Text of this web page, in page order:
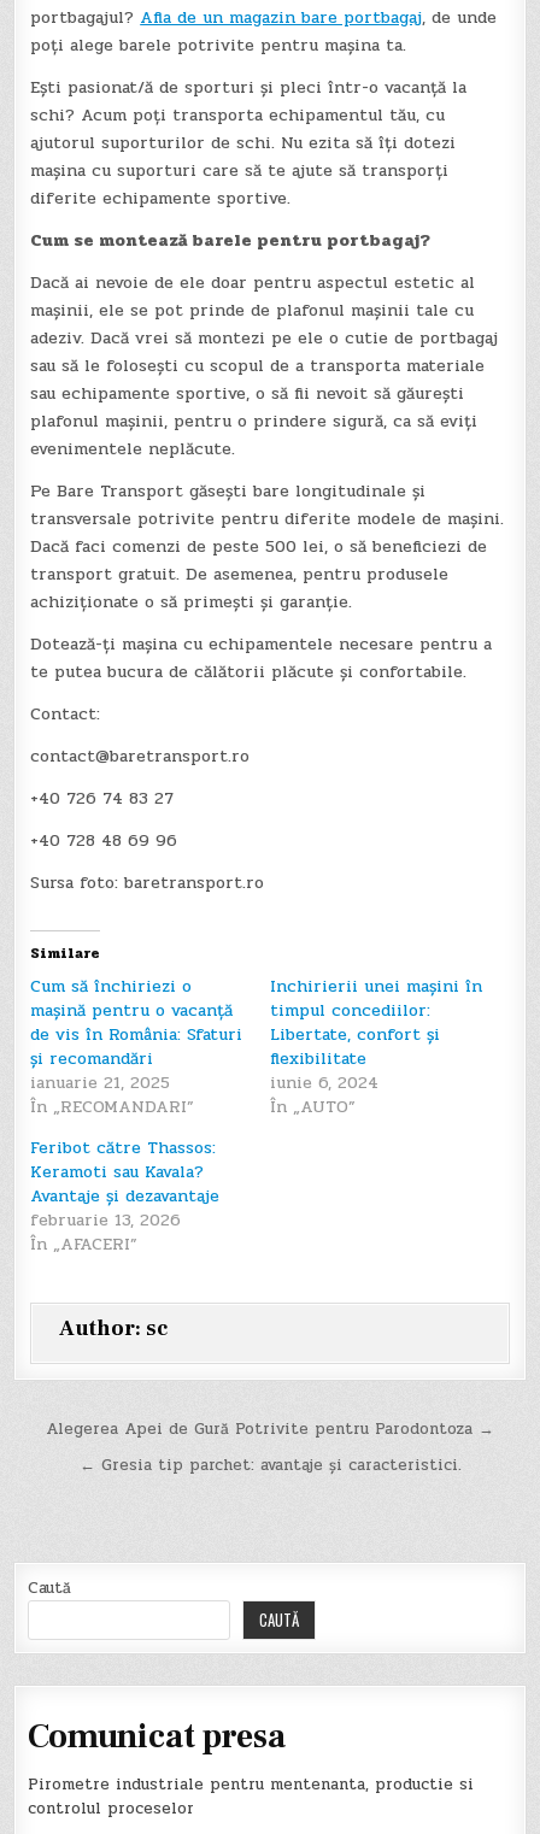
portbagajul? Afla de un magazin bare portbagaj, de unde
poți alege barele potrivite pentru mașina ta.
Ești pasionat/ă de sporturi și pleci într-o vacanță la
schi? Acum poți transporta echipamentul tău, cu
ajutorul suporturilor de schi. Nu ezita să îți dotezi
mașina cu suporturi care să te ajute să transporți
diferite echipamente sportive.
Cum se montează barele pentru portbagaj?
Dacă ai nevoie de ele doar pentru aspectul estetic al
mașinii, ele se pot prinde de plafonul mașinii tale cu
adeziv. Dacă vrei să montezi pe ele o cutie de portbagaj
sau să le folosești cu scopul de a transporta materiale
sau echipamente sportive, o să fii nevoit să găurești
plafonul mașinii, pentru o prindere sigură, ca să eviți
evenimentele neplăcute.
Pe Bare Transport găsești bare longitudinale și
transversale potrivite pentru diferite modele de mașini.
Dacă faci comenzi de peste 500 lei, o să beneficiezi de
transport gratuit. De asemenea, pentru produsele
achiziționate o să primești și garanție.
Dotează-ți mașina cu echipamentele necesare pentru a
te putea bucura de călătorii plăcute și confortabile.
Contact:
contact@baretransport.ro
+40 726 74 83 27
+40 728 48 69 96
Sursa foto: baretransport.ro
Similare
Cum să închiriezi o
mașină pentru o vacanță
de vis în România: Sfaturi
și recomandări
ianuarie 21, 2025
În „RECOMANDARI”
Inchirierii unei mașini în
timpul concediilor:
Libertate, confort și
flexibilitate
iunie 6, 2024
În „AUTO”
Feribot către Thassos:
Keramoti sau Kavala?
Avantaje și dezavantaje
februarie 13, 2026
În „AFACERI”
Author: sc
Navigare
Alegerea Apei de Gură Potrivite pentru Parodontoza →
← Gresia tip parchet: avantaje și caracteristici.
Caută
CAUTĂ
Comunicat presa
Pirometre industriale pentru mentenanta, productie si
controlul proceselor